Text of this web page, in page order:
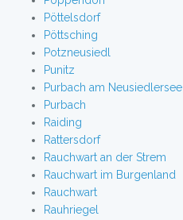
Pöttelsdorf
Pöttsching
Potzneusiedl
Punitz
Purbach am Neusiedlersee
Purbach
Raiding
Rattersdorf
Rauchwart an der Strem
Rauchwart im Burgenland
Rauchwart
Rauhriegel